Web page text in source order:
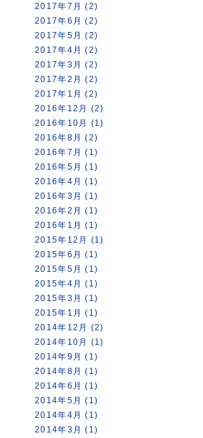
2017年7月 (2)
2017年6月 (2)
2017年5月 (2)
2017年4月 (2)
2017年3月 (2)
2017年2月 (2)
2017年1月 (2)
2016年12月 (2)
2016年10月 (1)
2016年8月 (2)
2016年7月 (1)
2016年5月 (1)
2016年4月 (1)
2016年3月 (1)
2016年2月 (1)
2016年1月 (1)
2015年12月 (1)
2015年6月 (1)
2015年5月 (1)
2015年4月 (1)
2015年3月 (1)
2015年1月 (1)
2014年12月 (2)
2014年10月 (1)
2014年9月 (1)
2014年8月 (1)
2014年6月 (1)
2014年5月 (1)
2014年4月 (1)
2014年3月 (1)